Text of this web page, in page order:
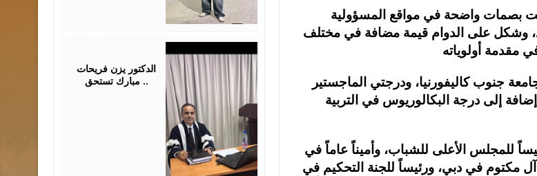
بصمات واضحة في مواقع المسؤولية
وشكل على الدوام قيمة مضافة في مختلف
جنوب كاليفورنيا، ودرجتي الماجستير
إلى درجة البكالوريوس في التربية
للمجلس الأعلى للشباب، وأميناً عاماً في
مكتوم في دبي، ورئيساً للجنة التحكيم في
الدكتور يزن فريحات
مبارك تستحق ..